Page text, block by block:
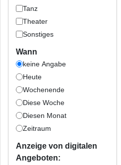
Tanz
Theater
Sonstiges
Wann
keine Angabe
Heute
Wochenende
Diese Woche
Diesen Monat
Zeitraum
Anzeige von digitalen
Angeboten: